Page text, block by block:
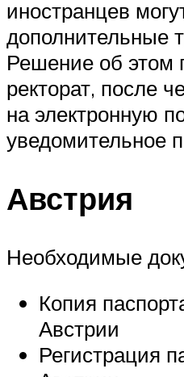
иностранцев
дополнительные
Решение об этом
ректорат, после
на электронную
уведомительное
Австрия
Необходимые
Копия
Австрии
Регистрация